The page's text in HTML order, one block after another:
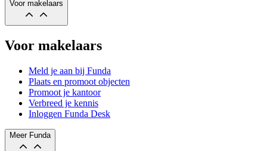
Voor makelaars
Voor makelaars
Meld je aan bij Funda
Plaats en promoot objecten
Promoot je kantoor
Verbreed je kennis
Inloggen Funda Desk
Meer Funda